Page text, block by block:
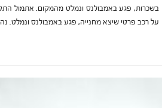
על רכב פרטי שיצא מחנייה, פגע באמבולנס ונמלט.